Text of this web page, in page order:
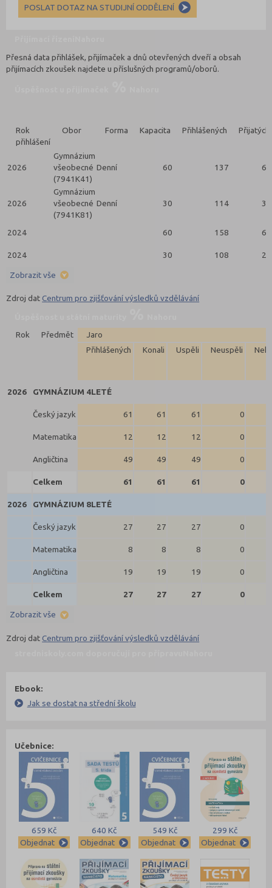
POSLAT DOTAZ NA STUDIJNÍ ODDĚLENÍ
Přesná data přihlášek, přijímaček a dnů otevřených dveří a obsah
přijímacích zkoušek najdete u příslušných programů/oborů.
Rok
přihlášení
Obor Forma Kapacita Přihlášených Přijatých
2026
Gymnázium
všeobecné
(7941K41)
Denní 60 137 60
2026
Gymnázium
všeobecné
(7941K81)
Denní 30 114 30
2024 60 158 60
2024 30 108 29
Zobrazit vše
Zdroj datCentrum pro zjišťování výsledků vzdělávání
Rok
Předmět
Jaro
Přihlášených
Konali Uspěli Neuspěli
2026 GYMNÁZIUM 4LETÉ
Český jazyk 61 61 61 0
Matematika 12 12 12 0
Angličtina 49 49 49 0
Celkem 61 61 61 0
2026 GYMNÁZIUM 8LETÉ
Český jazyk 27 27 27 0
Matematika 8 8 8 0
Angličtina 19 19 19 0
Celkem 27 27 27 0
Zobrazit vše
Zdroj datCentrum pro zjišťování výsledků vzdělávání
Ebook:
Jak se dostat na střední školu
Učebnice:
659 Kč
Objednat
640 Kč
Objednat
549 Kč
Objednat
299 Kč
Objednat